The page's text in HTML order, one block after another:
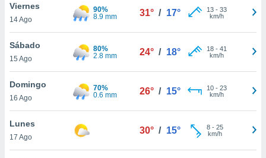
de
disponible
cookies
aceptar
Viernes
14 Ago
90%
8.9 mm
31° / 17° 13- 33
km/h
Sábado
15 Ago
80%
2.8 mm
24° / 18° 18- 41
km/h
Domingo
16 Ago
70%
0.6 mm
26° / 15° 10- 23
km/h
Lunes
17 Ago
30° / 15° 8- 25
km/h